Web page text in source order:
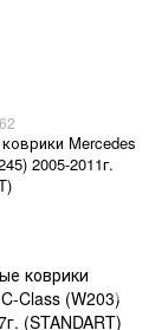
Mercedes
2005-2011г.